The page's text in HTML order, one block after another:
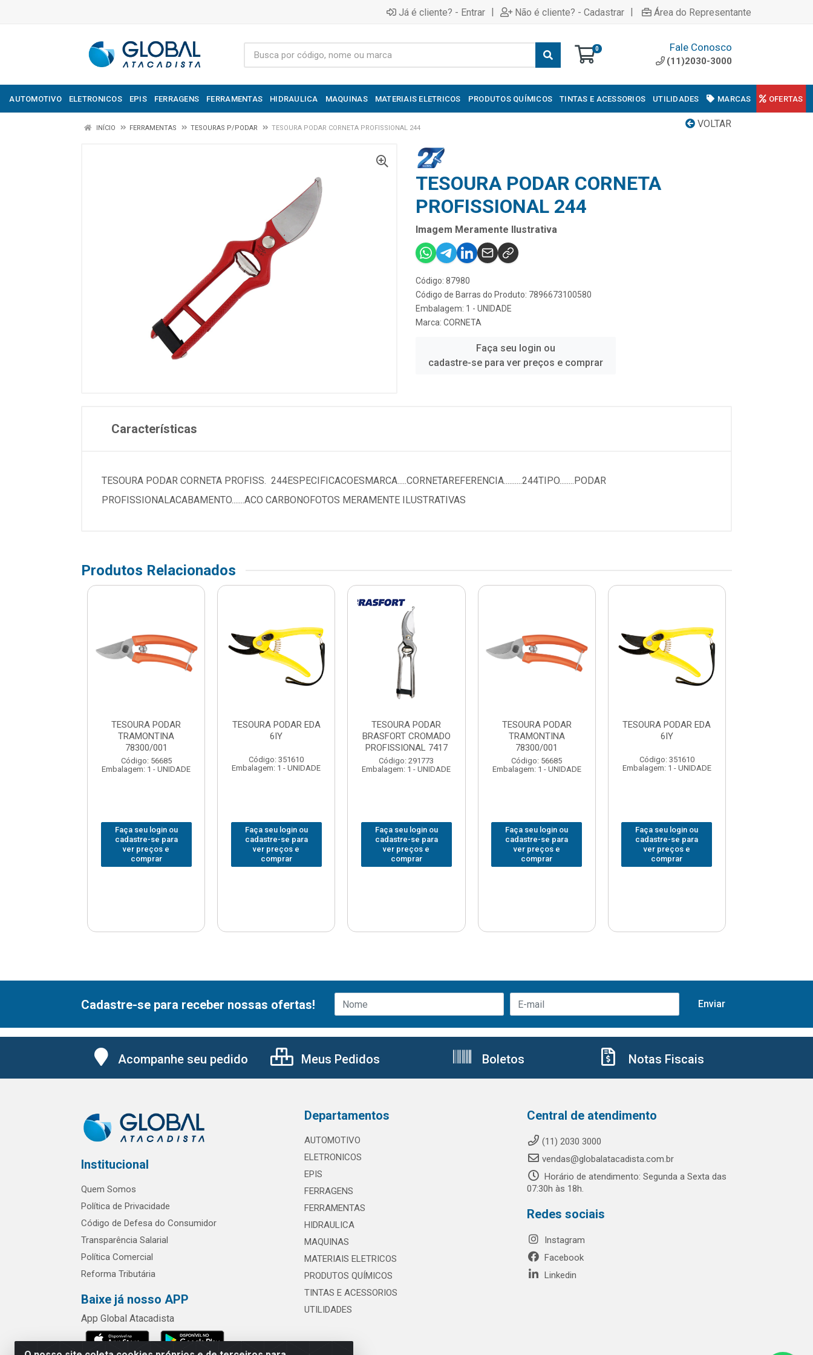
Já é cliente? - Entrar | Não é cliente? - Cadastrar | Área do Representante
0 Fale Conosco
(11)2030-3000
AUTOMOTIVO ELETRONICOS EPIS FERRAGENS FERRAMENTAS HIDRAULICA MAQUINAS MATERIAIS ELETRICOS PRODUTOS QUÍMICOS TINTAS E ACESSORIOS UTILIDADES MARCAS OFERTAS
VOLTAR
INÍCIO FERRAMENTAS TESOURAS P/PODAR TESOURA PODAR CORNETA PROFISSIONAL 244
TESOURA PODAR CORNETA
PROFISSIONAL 244
Imagem Meramente Ilustrativa
Código: 87980
Código de Barras do Produto: 7896673100580
Embalagem: 1 - UNIDADE
Marca: CORNETA
Faça seu login ou
cadastre-se para ver preços e comprar
Características
TESOURA PODAR CORNETA PROFISS. 244ESPECIFICACOESMARCA.....CORNETAREFERENCIA..........244TIPO........PODAR
PROFISSIONALACABAMENTO.......ACO CARBONOFOTOS MERAMENTE ILUSTRATIVAS
Produtos Relacionados
TESOURA PODAR
TRAMONTINA
78300/001
Código: 56685
Embalagem: 1 - UNIDADE
Faça seu login ou
cadastre-se para
ver preços e
comprar
TESOURA PODAR EDA
6IY
Código: 351610
Embalagem: 1 - UNIDADE
Faça seu login ou
cadastre-se para
ver preços e
comprar
TESOURA PODAR
BRASFORT CROMADO
PROFISSIONAL 7417
Código: 291773
Embalagem: 1 - UNIDADE
Faça seu login ou
cadastre-se para
ver preços e
comprar
TESOURA PODAR
TRAMONTINA
78300/001
Código: 56685
Embalagem: 1 - UNIDADE
Faça seu login ou
cadastre-se para
ver preços e
comprar
TESOURA PODAR EDA
6IY
Código: 351610
Embalagem: 1 - UNIDADE
Faça seu login ou
cadastre-se para
ver preços e
comprar
Cadastre-se para receber nossas ofertas!
Acompanhe seu pedido Meus Pedidos Boletos Notas Fiscais
Institucional
Quem Somos
Política de Privacidade
Código de Defesa do Consumidor
Transparência Salarial
Política Comercial
Reforma Tributária
Baixe já nosso APP
App Global Atacadista
Departamentos
AUTOMOTIVO
ELETRONICOS
EPIS
FERRAGENS
FERRAMENTAS
HIDRAULICA
MAQUINAS
MATERIAIS ELETRICOS
PRODUTOS QUÍMICOS
TINTAS E ACESSORIOS
UTILIDADES
Central de atendimento
(11) 2030 3000
vendas@globalatacadista.com.br
Horário de atendimento: Segunda a Sexta das
07:30h às 18h.
Redes sociais
Instagram
Facebook
Linkedin